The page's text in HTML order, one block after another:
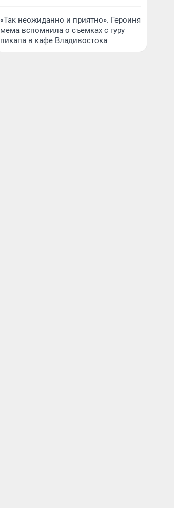
«Так неожиданно и приятно». Героиня
мема вспомнила о съемках с гуру
пикапа в кафе Владивостока